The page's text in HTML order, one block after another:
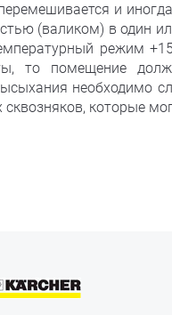
и
(валиком) в один
режим
то помещение
которые